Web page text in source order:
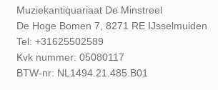
Muziekantiquariaat De Minstreel
De Hoge Bomen 7, 8271 RE IJsselmuiden
Tel: +31625502589
Kvk nummer: 05080117
BTW-nr: NL1494.21.485.B01